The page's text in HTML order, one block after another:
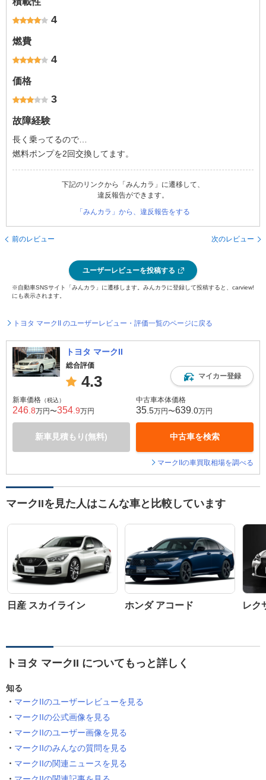
4
燃費
4
価格
3
故障経験
長く乗ってるので…
燃料ポンプを2回交換してます。
下記のリンクから「みんカラ」に遷移して、
違反報告ができます。
「みんカラ」から、違反報告をする
前のレビュー 次のレビュー
ユーザーレビューを投稿する
※自動車SNSサイト「みんカラ」に遷移します。みんカラに登録して投稿すると、carview!
にも表示されます。
トヨタ マークII のユーザーレビュー・評価一覧のページに戻る
トヨタ マークII
総合評価
4.3 マイカー登録
新車価格 （税込）
246 .8万円〜354 .9万円
新車見積もり(無料)
中古車本体価格
35 .5万円〜639 .0万円
中古車を検索
マークIIの車買取相場を調べる
マークIIを見た人はこんな車と比較しています
日産 スカイライン ホンダ アコード レク
トヨタ マークII についてもっと詳しく
知る
マークIIのユーザーレビューを見る
マークIIの公式画像を見る
マークIIのユーザー画像を見る
マークIIのみんなの質問を見る
マークIIの関連ニュースを見る